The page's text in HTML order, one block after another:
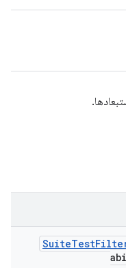
SuiteTest
abi